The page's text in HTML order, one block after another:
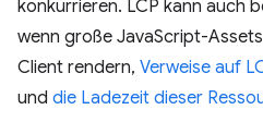
konkurrieren. LCP kann auch
wenn große JavaScript-
Client rendern, Verweise auf
und die Ladezeit dieser